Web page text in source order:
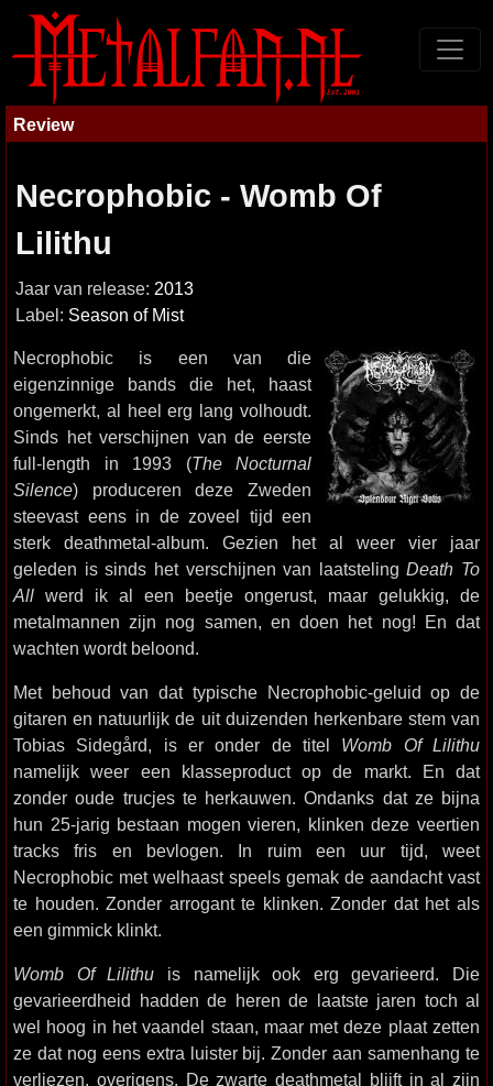
Review
Necrophobic - Womb Of
Lilithu
Jaar van release: 2013
Label: Season of Mist
Necrophobic is een van die
eigenzinnige bands die het, haast
ongemerkt, al heel erg lang volhoudt.
Sinds het verschijnen van de eerste
full-length in 1993 (The Nocturnal
Silence) produceren deze Zweden
steevast eens in de zoveel tijd een
sterk deathmetal-album. Gezien het al weer vier jaar
geleden is sinds het verschijnen van laatstelingDeath To
All werd ik al een beetje ongerust, maar gelukkig, de
metalmannen zijn nog samen, en doen het nog! En dat
wachten wordt beloond.
Met behoud van dat typische Necrophobic-geluid op de
gitaren en natuurlijk de uit duizenden herkenbare stem van
Tobias Sidegård, is er onder de titel Womb Of Lilithu
namelijk weer een klasseproduct op de markt. En dat
zonder oude trucjes te herkauwen. Ondanks dat ze bijna
hun 25-jarig bestaan mogen vieren, klinken deze veertien
tracks fris en bevlogen. In ruim een uur tijd, weet
Necrophobic met welhaast speels gemak de aandacht vast
te houden. Zonder arrogant te klinken. Zonder dat het als
een gimmick klinkt.
Womb Of Lilithu is namelijk ook erg gevarieerd. Die
gevarieerdheid hadden de heren de laatste jaren toch al
wel hoog in het vaandel staan, maar met deze plaat zetten
ze dat nog eens extra luister bij. Zonder aan samenhang te
verliezen, overigens. De zwarte deathmetal blijft in al zijn